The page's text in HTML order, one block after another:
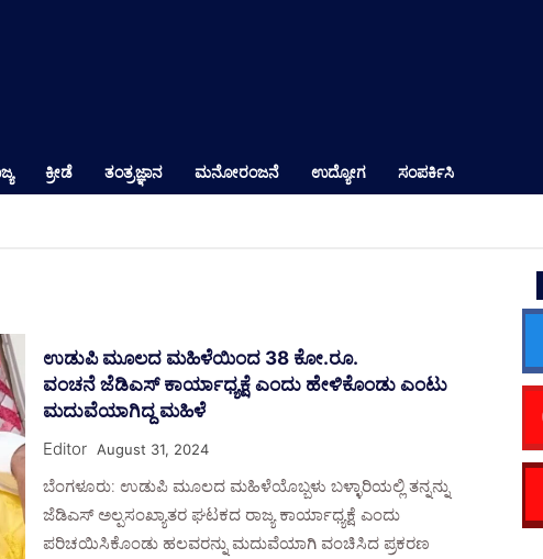
ಕ್ರೀಡೆ ತಂತ್ರಜ್ಞಾನ ಮನೋರಂಜನೆ ಉದ್ಯೋಗ ಸಂಪರ್ಕಿಸಿ
ಉಡುಪಿ ಮೂಲದ ಮಹಿಳೆಯಿಂದ 38 ಕೋ.ರೂ.
ವಂಚನೆ ಜೆಡಿಎಸ್‌ ಕಾರ್ಯಾಧ್ಯಕ್ಷೆ ಎಂದು ಹೇಳಿಕೊಂಡು ಎಂಟು
ಮದುವೆಯಾಗಿದ್ದ ಮಹಿಳೆ
Editor August 31, 2024
ಬೆಂಗಳೂರು: ಉಡುಪಿ ಮೂಲದ ಮಹಿಳೆಯೊಬ್ಬಳು ಬಳ್ಳಾರಿಯಲ್ಲಿ ತನ್ನನ್ನು
ಜೆಡಿಎಸ್ ಅಲ್ಪಸಂಖ್ಯಾತರ ಘಟಕದ ರಾಜ್ಯ ಕಾರ್ಯಾಧ್ಯಕ್ಷೆ ಎಂದು
ಪರಿಚಯಿಸಿಕೊಂಡು ಹಲವರನ್ನು ಮದುವೆಯಾಗಿ ವಂಚಿಸಿದ ಪ್ರಕರಣ